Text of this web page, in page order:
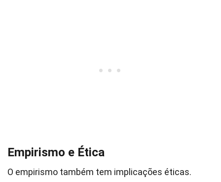
Empirismo e Ética
O empirismo também tem implicações éticas.